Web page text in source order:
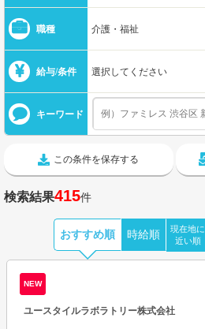
職種 介護・福祉
給与/条件 選択してください
キーワード
この条件を保存する
検索結果415件
おすすめ順 時給順
現在地に
近い順
NEW
ユースタイルラボラトリー株式会社